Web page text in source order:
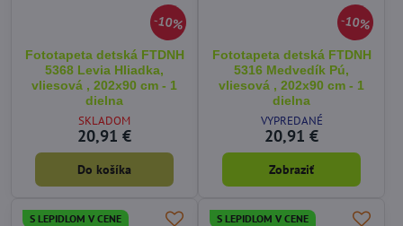
10%
Fototapeta detská FTDNH
5368 Levia Hliadka,
vliesová , 202x90 cm - 1
dielna
SKLADOM
20,91 €
Do košíka
10%
Fototapeta detská FTDNH
5316 Medvedík Pú,
vliesová , 202x90 cm - 1
dielna
VYPREDANÉ
20,91 €
Zobraziť
S LEPIDLOM V CENE S LEPIDLOM V CENE